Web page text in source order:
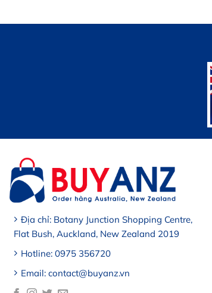
Địa chỉ: Botany Junction Shopping Centre,
Flat Bush, Auckland, New Zealand 2019
Hotline: 0975 356720
Email: contact@buyanz.vn